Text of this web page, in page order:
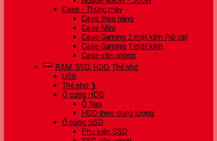
Case - Thùng máy
Case theo hãng
Case Mini
Case Gaming 2 mặt kính (hồ cá)
Case Gaming 1 mặt kính
Case văn phòng
RAM, SSD, HDD, Thẻ nhớ
USB
Thẻ nhớ ❯
Ổ cứng HDD
Ổ Nas
HDD theo dung lượng
Ổ cứng SSD
Phụ kiện SSD